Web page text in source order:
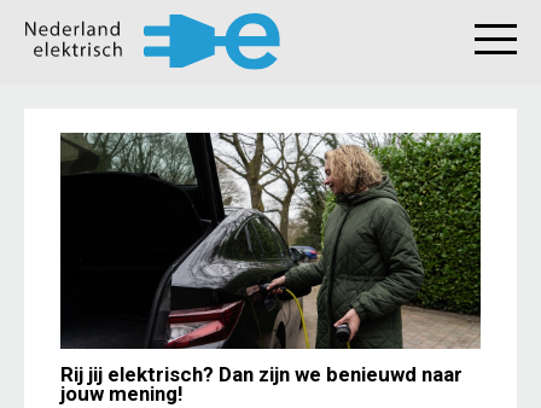
Rij jij elektrisch? Dan zijn we benieuwd naar
jouw mening!